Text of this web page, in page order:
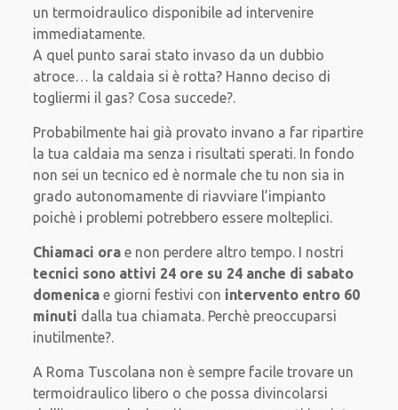
un termoidraulico disponibile ad intervenire
immediatamente.
A quel punto sarai stato invaso da un dubbio
atroce… la caldaia si è rotta? Hanno deciso di
togliermi il gas? Cosa succede?.
Probabilmente hai già provato invano a far ripartire
la tua caldaia ma senza i risultati sperati. In fondo
non sei un tecnico ed è normale che tu non sia in
grado autonomamente di riavviare l’impianto
poichè i problemi potrebbero essere molteplici.
Chiamaci ora e non perdere altro tempo. I nostri
tecnici sono attivi 24 ore su 24 anche di sabato
domenica e giorni festivi con intervento entro 60
minuti dalla tua chiamata. Perchè preoccuparsi
inutilmente?.
A Roma Tuscolana non è sempre facile trovare un
termoidraulico libero o che possa divincolarsi